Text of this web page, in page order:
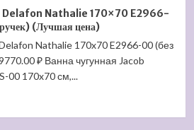
Delafon Nathalie 170×70 E2966-
(Лучшая цена)
Nathalie 170x70 E2966-00 (без
₽ Ванна чугунная Jacob
00 170x70 см,...